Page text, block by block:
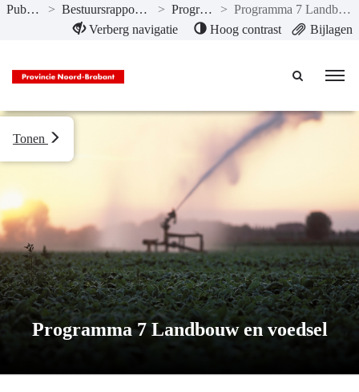
Naar hoofdinhoud
Publicaties > Bestuursrapportage II-2023 > Programma’s >
Programma 7 Landbouw en voedsel
Verberg navigatie
Hoog contrast Bijlagen
Programma 7 Landbouw en voedsel
Tonen